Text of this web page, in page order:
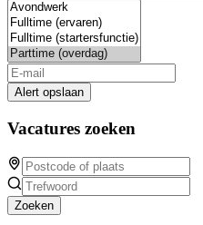
Alert opslaan
Vacatures zoeken
Zoeken